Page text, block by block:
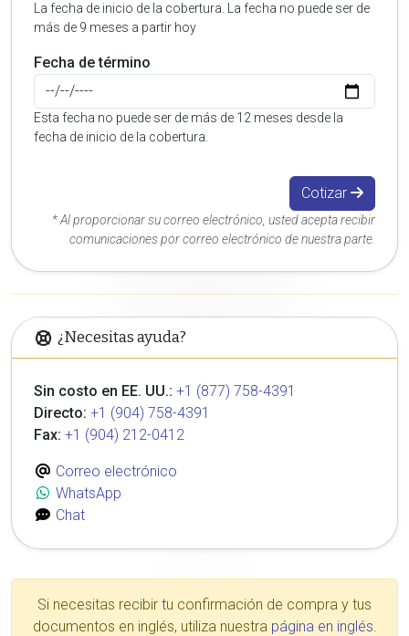
La fecha de inicio de la cobertura. La fecha no puede ser de
más de 9 meses a partir hoy
Fecha de término
Esta fecha no puede ser de más de 12 meses desde la
fecha de inicio de la cobertura.
Cotizar
* Al proporcionar su correo electrónico, usted acepta recibir
comunicaciones por correo electrónico de nuestra parte.
¿Necesitas ayuda?
Sin costo en EE. UU.: +1 (877) 758-4391
Directo: +1 (904) 758-4391
Fax: +1 (904) 212-0412
Correo electrónico
WhatsApp
Chat
Si necesitas recibir tu confirmación de compra y tus
documentos en inglés, utiliza nuestra página en inglés.